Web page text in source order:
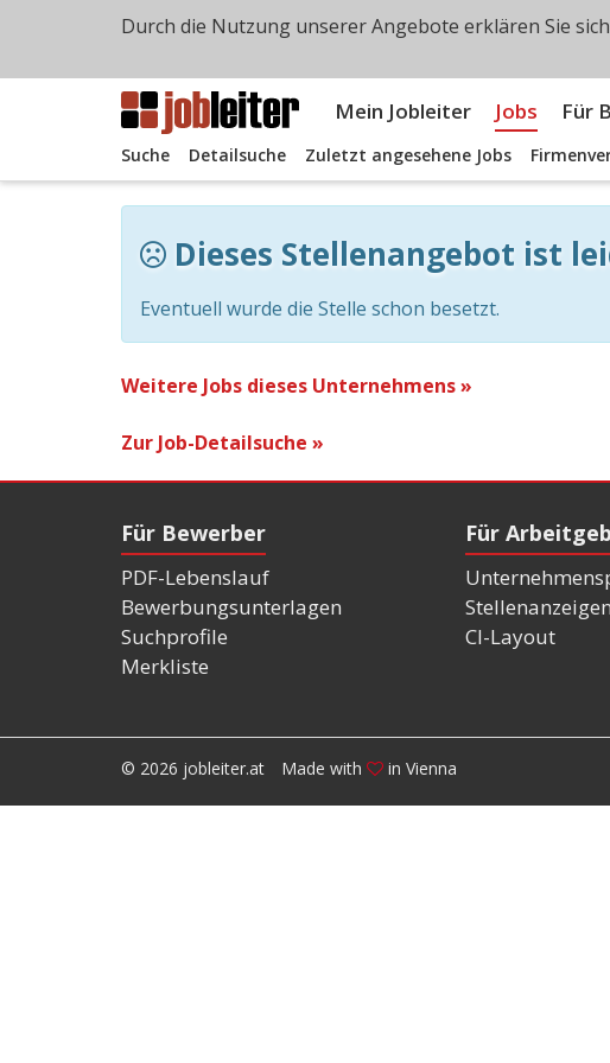
Mein Jobleiter Jobs Für
Suche Detailsuche Zuletzt angesehene Jobs
Dieses Stellenangebot ist
Eventuell wurde die Stelle schon besetzt.
Weitere Jobs dieses Unternehmens »
Zur Job-Detailsuche »
Für Bewerber
PDF-Lebenslauf
Bewerbungsunterlagen
Suchprofile
Merkliste
Für
Stellenanzeigen
CI-Layout
© 2026 jobleiter.at Made with in Vienna
Durch die Nutzung unserer Angebote erklären Sie